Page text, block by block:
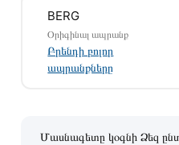
Տվյալ ապրանքը
բոլոր ստանդարտներին։
կատարվում է 14 օրվա
BERG
Օրիգինալ ապրանք
Բրենդի բոլոր
ապրանքները
Մասնագետը կօգնի Ձեզ